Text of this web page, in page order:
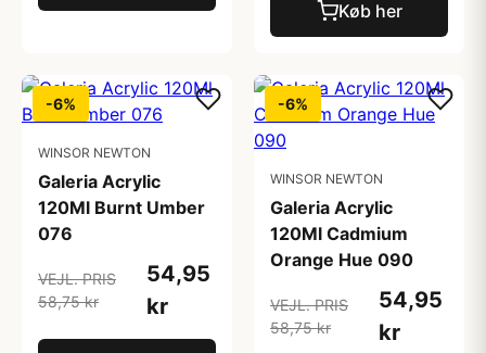
Køb her
-6%
WINSOR NEWTON
Galeria Acrylic
120Ml Burnt Umber
076
VEJL. PRIS
58,75 kr
54,95
kr
-6%
WINSOR NEWTON
Galeria Acrylic
120Ml Cadmium
Orange Hue 090
VEJL. PRIS
58,75 kr
54,95
kr